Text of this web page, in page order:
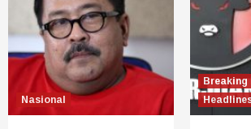
Nasional
Breaking